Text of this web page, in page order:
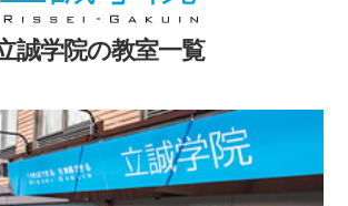
誠学院の教室一覧